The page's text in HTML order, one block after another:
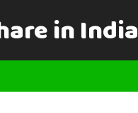
in India